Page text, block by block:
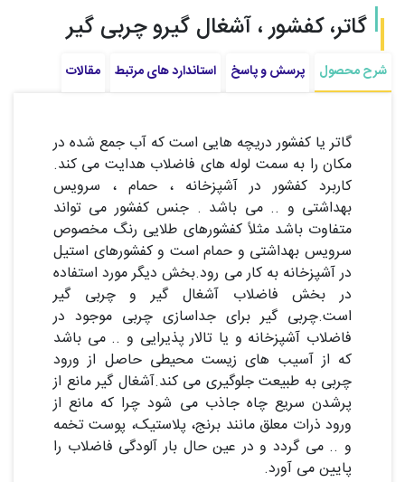
گاتر، کفشور ، آشغال گیرو چربی گیر
شرح محصول پرسش و پاسخ استاندارد های مرتبط مقالات
گاتر یا کفشور دریچه هایی است که آب جمع شده در
مکان را به سمت لوله های فاضلاب هدایت می کند.
کاربرد کفشور در آشپزخانه ، حمام ، سرویس
بهداشتی و .. می باشد . جنس کفشور می تواند
متفاوت باشد مثلاً کفشورهای طلایی رنگ مخصوص
سرویس بهداشتی و حمام است و کفشورهای استیل
در آشپزخانه به کار می رود.بخش دیگر مورد استفاده
در بخش فاضلاب آشغال گیر و چربی گیر
است.چربی گیر برای جداسازی چربی موجود در
فاضلاب آشپزخانه و یا تالار پذیرایی و .. می باشد
که از آسیب های زیست محیطی حاصل از ورود
چربی به طبیعت جلوگیری می کند.آشغال گیر مانع از
پرشدن سریع چاه جاذب می شود چرا که مانع از
ورود ذرات معلق مانند برنج، پلاستیک، پوست تخمه
و .. می گردد و در عین حال بار آلودگی فاضلاب را
پایین می آورد.